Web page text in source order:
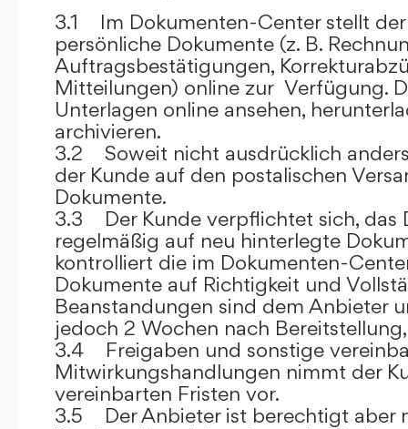
3.1 Im Dokumenten-Center stellt
persönliche Dokumente (z. B.
Auftragsbestätigungen,
Mitteilungen) online zur Verfügung.
Unterlagen online ansehen,
archivieren.
3.2 Soweit nicht ausdrücklich
der Kunde auf den postalischen
Dokumente.
3.3 Der Kunde verpflichtet sich, das
regelmäßig auf neu hinterlegte
kontrolliert die im Dokumenten-
Dokumente auf Richtigkeit und
Beanstandungen sind dem Anbieter
jedoch 2 Wochen nach
3.4 Freigaben und sonstige
Mitwirkungshandlungen nimmt der
vereinbarten Fristen vor.
3.5 Der Anbieter ist berechtigt aber